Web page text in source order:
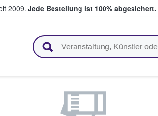
2009. Jede Bestellung ist 100% abgesichert.